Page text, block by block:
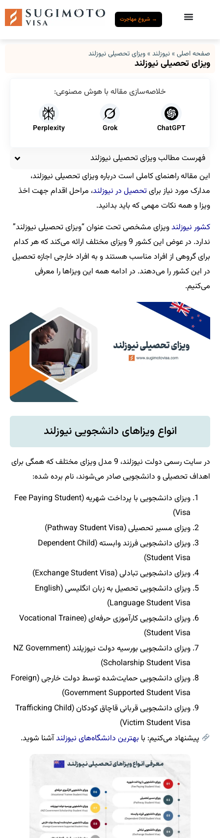
→ شروع مهاجرت
صفحه اصلی»نیوزلند»ویزای تحصیلی نیوزلند
ویزای تحصیلی نیوزلند
خلاصه‌سازی مقاله با هوش مصنوعی:
ChatGPT
Grok
Perplexity
فهرست مطالب ویزای تحصیلی نیوزلند
این مقاله راهنمای کاملی است درباره ویزای تحصیلی نیوزلند،
مدارک مورد نیاز برایتحصیل در نیوزلند، مراحل اقدام جهت اخذ
ویزا و همه نکات مهمی که باید بدانید.
کشور نیوزلندویزای مشخصی تحت عنوان “ویزای تحصیلی نیوزلند”
ندارد. در عوض این کشور 9 ویزای مختلف ارائه می‌کند که هر کدام
برای گروهی از افراد مناسب هستند و به افراد خارجی اجازه تحصیل
در این کشور را می‌دهند. در ادامه همه این ویزاها را معرفی
می‌کنیم.
انواع ویزاهای دانشجویی نیوزلند
در سایت رسمی دولت نیوزلند، 9 مدل ویزای مختلف که همگی برای
اهداف تحصیلی و دانشجویی صادر می‌شوند، نام برده شده:
ویزای دانشجویی با پرداخت شهریه (Fee Paying Student
Visa)
ویزای مسیر تحصیلی (Pathway Student Visa)
ویزای دانشجویی فرزند وابسته (Dependent Child
Student Visa)
ویزای دانشجویی تبادلی (Exchange Student Visa)
ویزای دانشجویی تحصیل به زبان انگلیسی (English
Language Student Visa)
ویزای دانشجویی کارآموزی حرفه‌ای (Vocational Trainee
Student Visa)
ویزای دانشجویی بورسیه دولت نیوزیلند (NZ Government
Scholarship Student Visa)
ویزای دانشجویی حمایت‌شده توسط دولت خارجی (Foreign
Government Supported Student Visa)
ویزای دانشجویی قربانی قاچاق کودکان (Trafficking Child
Victim Student Visa)
پیشنهاد می‌کنیم: با بهترین دانشگاه‌های نیوزلندآشنا شوید.